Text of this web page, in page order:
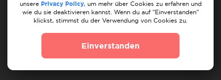
Blog Impressum Hilfezentrum
Kontaktiere uns
unsere Privacy Policy, um mehr über Cookies zu erfahren und
wie du sie deaktivieren kannst. Wenn du auf "Einverstanden"
klickst, stimmst du der Verwendung von Cookies zu.
Einverstanden